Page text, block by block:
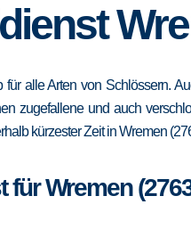
alle Arten von Schlössern.
zugefallene und auch
kürzester Zeit in Wremen
Wremen